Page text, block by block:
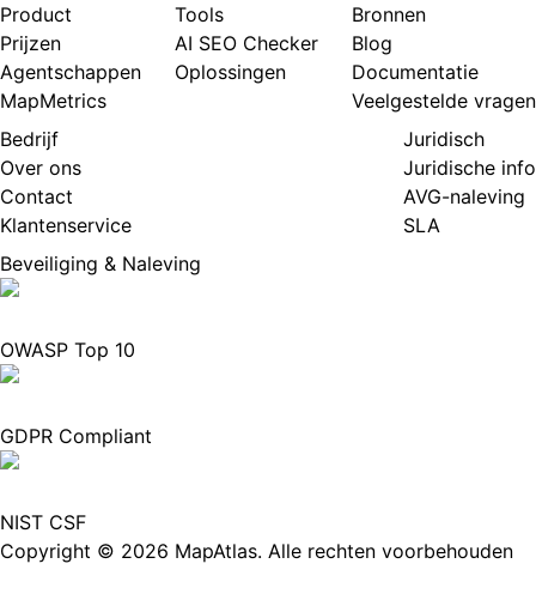
Product
Prijzen
Agentschappen
MapMetrics
Tools
AI SEO Checker
Oplossingen
Bronnen
Blog
Documentatie
Veelgestelde vragen
Bedrijf
Over ons
Contact
Klantenservice
Juridisch
Juridische info
AVG-naleving
SLA
Beveiliging & Naleving
OWASP Top 10
GDPR Compliant
NIST CSF
Copyright © 2026 MapAtlas. Alle rechten voorbehouden